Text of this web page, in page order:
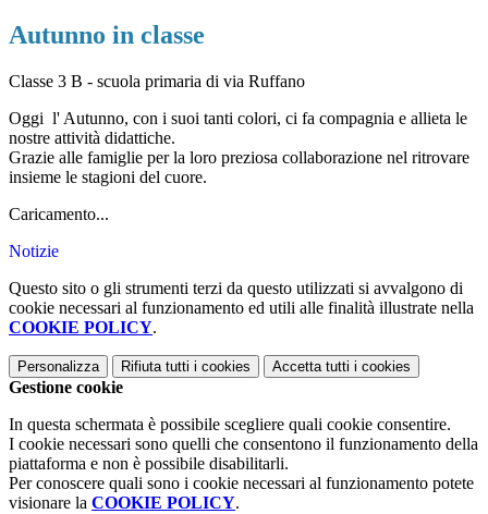
Autunno in classe
Classe 3 B - scuola primaria di via Ruffano
Oggi l' Autunno, con i suoi tanti colori, ci fa compagnia e allieta le
nostre attività didattiche.
Grazie alle famiglie per la loro preziosa collaborazione nel ritrovare
insieme le stagioni del cuore.
Caricamento...
Notizie
Questo sito o gli strumenti terzi da questo utilizzati si avvalgono di
cookie necessari al funzionamento ed utili alle finalità illustrate nella
COOKIE POLICY.
Personalizza Rifiuta tutti i cookies Accetta tutti i cookies
Gestione cookie
In questa schermata è possibile scegliere quali cookie consentire.
I cookie necessari sono quelli che consentono il funzionamento della
piattaforma e non è possibile disabilitarli.
Per conoscere quali sono i cookie necessari al funzionamento potete
visionare la COOKIE POLICY.